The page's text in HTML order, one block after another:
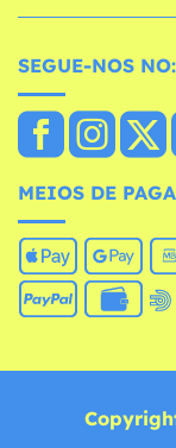
SEGUE-NOS NO:
MEIOS DE